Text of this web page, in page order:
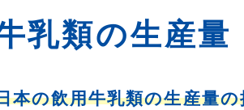
乳類の生産量
本の飲用牛乳類の生産量